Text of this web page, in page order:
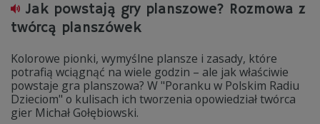
Jak powstają gry planszowe? Rozmowa z
twórcą planszówek
Kolorowe pionki, wymyślne plansze i zasady, które
potrafią wciągnąć na wiele godzin – ale jak właściwie
powstaje gra planszowa? W "Poranku w Polskim Radiu
Dzieciom" o kulisach ich tworzenia opowiedział twórca
gier Michał Gołębiowski.